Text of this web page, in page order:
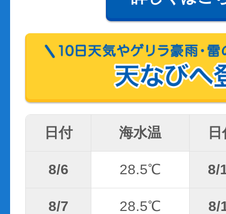
日付 海水温
8/6 28.5℃ 8/
8/7 28.5℃ 8/